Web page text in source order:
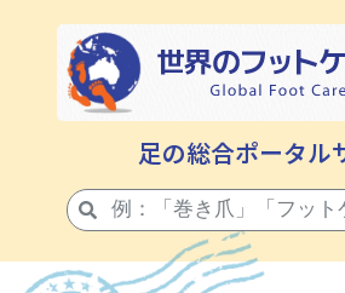
足の総合ポータル